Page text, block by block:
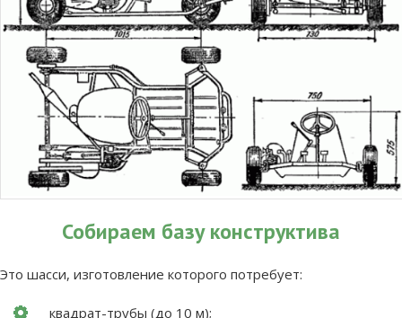
Собираем базу конструктива
Это шасси, изготовление которого потребует:
квадрат-трубы (до 10 м);